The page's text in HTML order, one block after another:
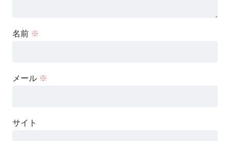
名前 ※
メール ※
サイト